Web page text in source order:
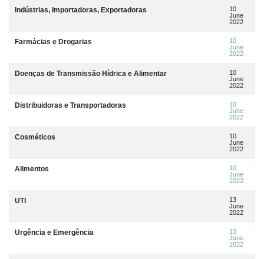
Indústrias, Importadoras, Exportadoras
10
June
2022
Farmácias e Drogarias
10
June
2022
Doenças de Transmissão Hídrica e Alimentar
10
June
2022
Distribuidoras e Transportadoras
10
June
2022
Cosméticos
10
June
2022
Alimentos
10
June
2022
UTI
13
June
2022
Urgência e Emergência
13
June
2022